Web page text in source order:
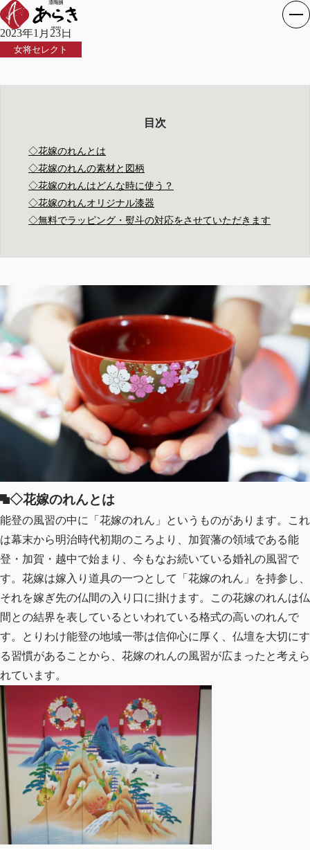
花嫁のれんと オリジナル漆器
2023年1月23日
女将セレクト
目次
◇花嫁のれんとは
◇花嫁のれんの素材と図柄
◇花嫁のれんはどんな時に使う？
◇花嫁のれんオリジナル漆器
◇無料でラッピング・熨斗の対応をさせていただきます
◇花嫁のれんとは
能登の風習の中に「花嫁のれん」というものがあります。これ
は幕末から明治時代初期のころより、加賀藩の領域である能
登・加賀・越中で始まり、今もなお続いている婚礼の風習で
す。花嫁は嫁入り道具の一つとして「花嫁のれん」を持参し、
それを嫁ぎ先の仏間の入り口に掛けます。この花嫁のれんは仏
間との結界を表しているといわれている格式の高いのれんで
す。とりわけ能登の地域一帯は信仰心に厚く、仏壇を大切にす
る習慣があることから、花嫁のれんの風習が広まったと考えら
れています。